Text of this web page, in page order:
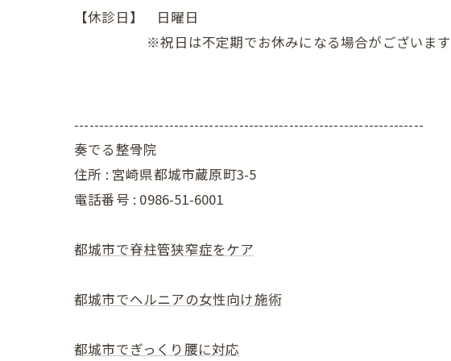
【休診日】 日曜日
※祝日は不定期でお休みになる場合がございます
----------------------------------------------------------------------
奏でる整骨院
住所 : 宮崎県都城市蔵原町3-5
電話番号 : 0986-51-6001
都城市で脊柱管狭窄症をケア
都城市でヘルニアの女性向け施術
都城市でぎっくり腰に対応